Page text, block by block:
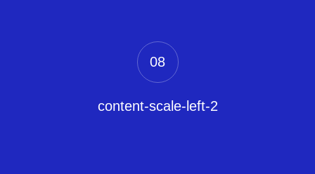
content-scale-left-2
08